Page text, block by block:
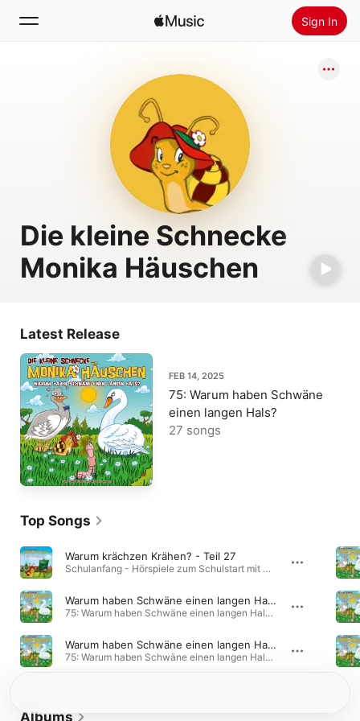
Sign In
Install Apple Music
Die kleine Schnecke
Monika Häuschen
Latest Release
FEB 14, 2025
75: Warum haben Schwäne
einen langen Hals?
27 songs
Top Songs
Warum krächzen Krähen? - Teil 27
Schulanfang - Hörspiele zum Schulstart mit Monika Häuschen · 2020
Warum haben Schwäne einen langen Hals? - Teil 26
75: Warum haben Schwäne einen langen Hals? · 2025
Warum haben Schwäne einen langen Hals? - Teil 25
75: Warum haben Schwäne einen langen Hals? · 2025
Albums